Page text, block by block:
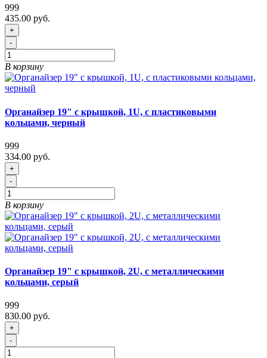
999
435.00 руб.
+
-
В корзину
Органайзер 19" с крышкой, 1U, с пластиковыми
кольцами, черный
999
334.00 руб.
+
-
В корзину
Органайзер 19" с крышкой, 2U, с металлическими
кольцами, серый
999
830.00 руб.
+
-